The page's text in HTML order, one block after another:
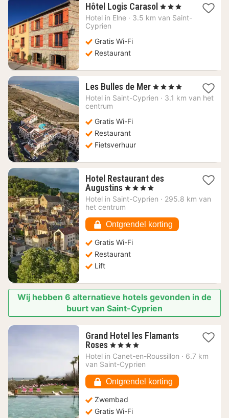
Hôtel Logis Carasol 1
nacht
, 3 Sterren
Hotel in Elne · 3.5 km van Saint-
Cyprien
Gratis Wi-Fi
Restaurant
Les Bulles de Mer 1
nacht
, 4 Sterren
Hotel in Saint-Cyprien · 3.1 km van het
centrum
Gratis Wi-Fi
Restaurant
Fietsverhuur
Hotel Restaurant des
Augustins 1
nacht
vanaf
€
, 4 Sterren
Hotel in Saint-Cyprien · 295.8 km van
het centrum
Ontgrendel korting
Gratis Wi-Fi
Restaurant
Lift
Wij hebben 6 alternatieve hotels gevonden in de
buurt van Saint-Cyprien
Grand Hotel les Flamants
Roses 1
nacht
vanaf
295,45
€
, 4 Sterren
Hotel in Canet-en-Roussillon · 6.7 km
van Saint-Cyprien
Ontgrendel korting
Zwembad
Gratis Wi-Fi